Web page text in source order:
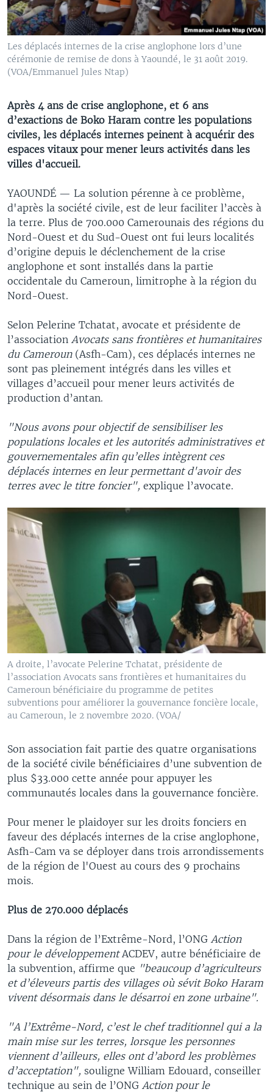
Les déplacés internes de la crise anglophone lors d’une
cérémonie de remise de dons à Yaoundé, le 31 août 2019.
(VOA/Emmanuel Jules Ntap)
Après 4 ans de crise anglophone, et 6 ans
d’exactions de Boko Haram contre les populations
civiles, les déplacés internes peinent à acquérir des
espaces vitaux pour mener leurs activités dans les
villes d'accueil.
YAOUNDÉ — La solution pérenne à ce problème,
d'après la société civile, est de leur faciliter l’accès à
la terre. Plus de 700.000 Camerounais des régions du
Nord-Ouest et du Sud-Ouest ont fui leurs localités
d’origine depuis le déclenchement de la crise
anglophone et sont installés dans la partie
occidentale du Cameroun, limitrophe à la région du
Nord-Ouest.
Selon Pelerine Tchatat, avocate et présidente de
l’association Avocats sans frontières et humanitaires
du Cameroun(Asfh-Cam), ces déplacés internes ne
sont pas pleinement intégrés dans les villes et
villages d’accueil pour mener leurs activités de
production d’antan.
"Nous avons pour objectif de sensibiliser les
populations locales et les autorités administratives et
gouvernementales afin qu’elles intègrent ces
déplacés internes en leur permettant d'avoir des
terres avec le titre foncier", explique l’avocate.
A droite, l’avocate Pelerine Tchatat, présidente de
l’association Avocats sans frontières et humanitaires du
Cameroun bénéficiaire du programme de petites
subventions pour améliorer la gouvernance foncière locale,
au Cameroun, le 2 novembre 2020. (VOA/
Son association fait partie des quatre organisations
de la société civile bénéficiaires d’une subvention de
plus $33.000 cette année pour appuyer les
communautés locales dans la gouvernance foncière.
Pour mener le plaidoyer sur les droits fonciers en
faveur des déplacés internes de la crise anglophone,
Asfh-Cam va se déployer dans trois arrondissements
de la région de l'Ouest au cours des 9 prochains
mois.
Plus de 270.000 déplacés
Dans la région de l’Extrême-Nord, l’ONG Action
pour le développementACDEV, autre bénéficiaire de
la subvention, affirme que "beaucoup d’agriculteurs
et d’éleveurs partis des villages où sévit Boko Haram
vivent désormais dans le désarroi en zone urbaine".
"A l’Extrême-Nord​, c’est le chef traditionnel qui a la
main mise sur les terres, lorsque les personnes
viennent d’ailleurs, elles ont d’abord les problèmes
d’acceptation", souligne William Edouard, conseiller
technique au sein de l’ONG Action pour le